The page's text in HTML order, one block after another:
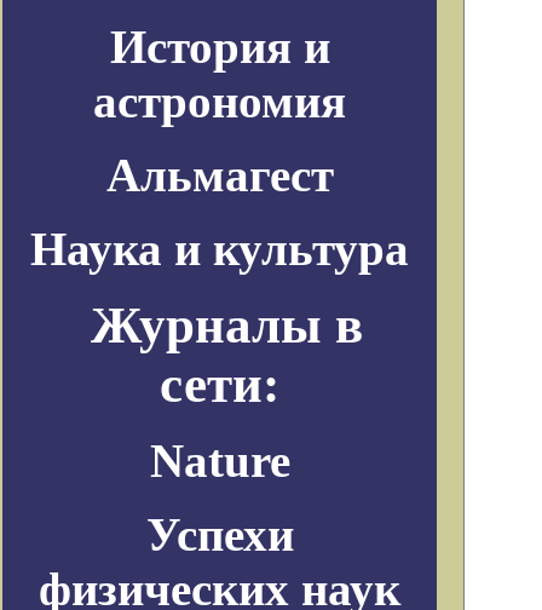
История и
астрономия
Альмагест
Наука и культура
Журналы в
сети:
Nature
Успехи
физических наук